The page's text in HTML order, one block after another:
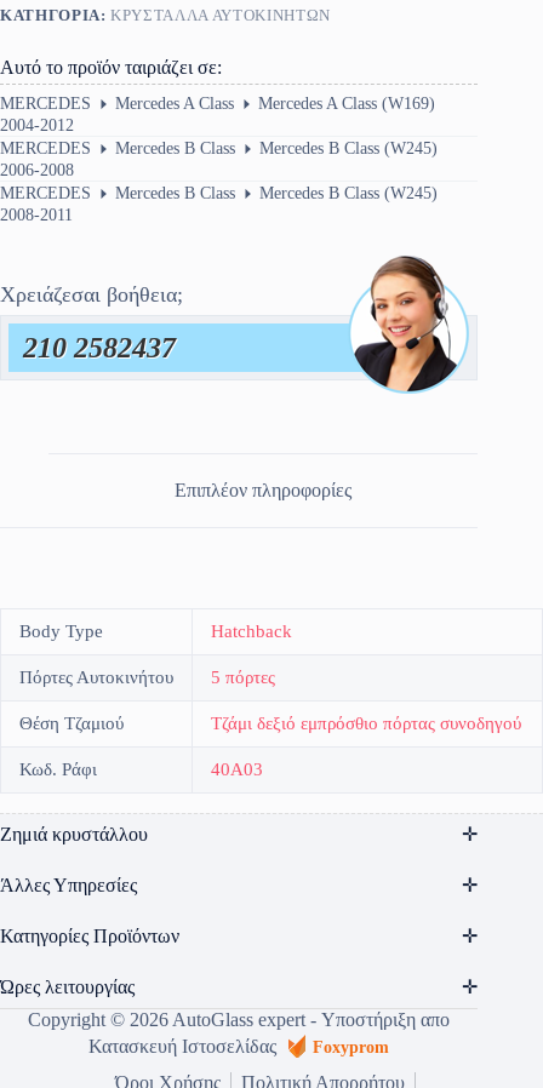
ΚΑΤΗΓΟΡΊΑ:ΚΡΎΣΤΑΛΛΑ ΑΥΤΟΚΙΝΉΤΩΝ
Αυτό το προϊόν ταιριάζει σε:
MERCEDES Mercedes A Class
Mercedes A Class (W169)
2004-2012
MERCEDES
Mercedes B Class
Mercedes B Class (W245)
2006-2008
MERCEDES
Mercedes B Class
Mercedes B Class (W245)
2008-2011
Χρειάζεσαι βοήθεια;
210 2582437
Επιπλέον πληροφορίες
Body Type Hatchback
Πόρτες Αυτοκινήτου 5 πόρτες
Θέση Τζαμιού Τζάμι δεξιό εμπρόσθιο πόρτας συνοδηγού
Κωδ. Ράφι 40A03
Ζημιά κρυστάλλου
Άλλες Υπηρεσίες
Κατηγορίες Προϊόντων
Ώρες λειτουργίας
Copyright © 2026 AutoGlass expert - Υποστήριξη απο
Κατασκευή Ιστοσελίδας
Foxyprom
Όροι Χρήσης Πολιτική Απορρήτου